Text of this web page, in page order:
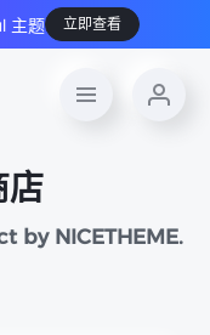
主题 立即查看
by NICETHEME.